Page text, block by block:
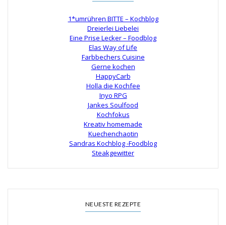
1*umrühren BITTE – Kochblog
Dreierlei Liebelei
Eine Prise Lecker – Foodblog
Elas Way of Life
Farbbechers Cuisine
Gerne kochen
HappyCarb
Holla die Kochfee
Inyo RPG
Jankes Soulfood
Kochfokus
Kreativ homemade
Kuechenchaotin
Sandras Kochblog -Foodblog
Steakgewitter
NEUESTE REZEPTE